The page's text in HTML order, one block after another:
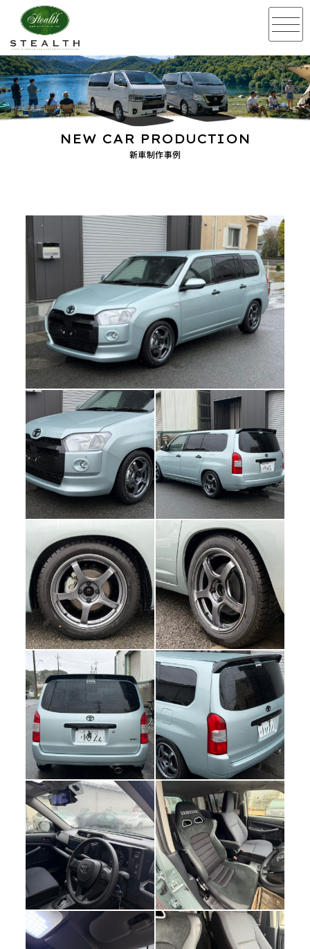
新車制作事例
NEW CAR PRODUCTION